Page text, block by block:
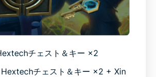
チェスト＆キー ×2
Hextechチェスト＆キー ×2 + Xin